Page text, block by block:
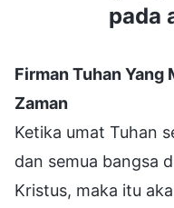
pada
Firman Tuhan Yang
Zaman
Ketika umat Tuhan
dan semua bangsa
Kristus, maka itu